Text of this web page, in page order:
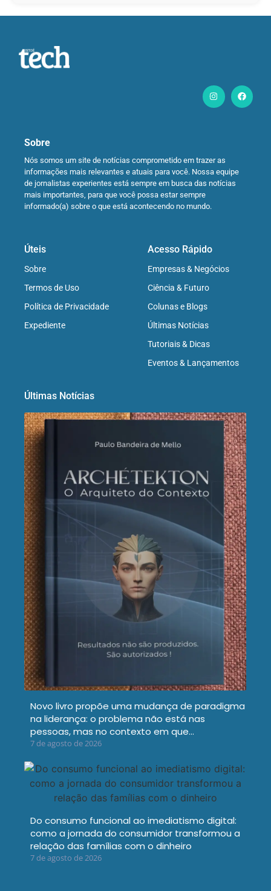
Sobre
Nós somos um site de notícias comprometido em trazer as
informações mais relevantes e atuais para você. Nossa equipe
de jornalistas experientes está sempre em busca das notícias
mais importantes, para que você possa estar sempre
informado(a) sobre o que está acontecendo no mundo.
Úteis
Sobre
Termos de Uso
Política de Privacidade
Expediente
Acesso Rápido
Empresas & Negócios
Ciência & Futuro
Colunas e Blogs
Últimas Notícias
Tutoriais & Dicas
Eventos & Lançamentos
Últimas Notícias
Novo livro propõe uma mudança de paradigma
na liderança: o problema não está nas
pessoas, mas no contexto em que…
7 de agosto de 2026
Do consumo funcional ao imediatismo digital:
como a jornada do consumidor transformou a
relação das famílias com o dinheiro
7 de agosto de 2026